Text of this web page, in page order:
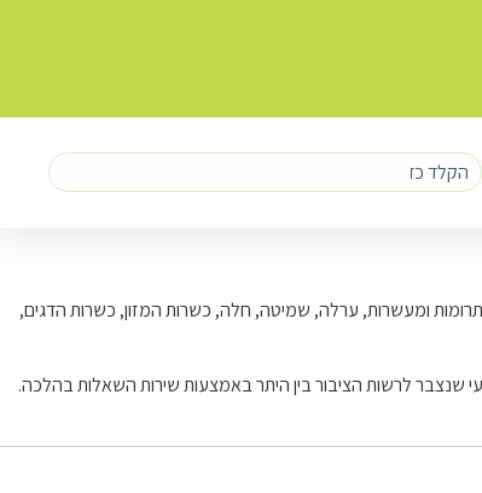
תרומות ומעשרות, ערלה, שמיטה, חלה, כשרות המזון, כשרות הדגים,
שנצבר לרשות הציבור בין היתר באמצעות שירות השאלות בהלכה.